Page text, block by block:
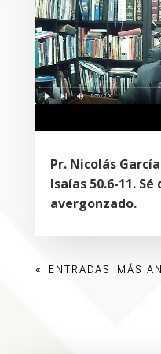
Pr. Nicolás
Isaías 50.6-11.
avergonzado.
« ENTRADAS MÁS